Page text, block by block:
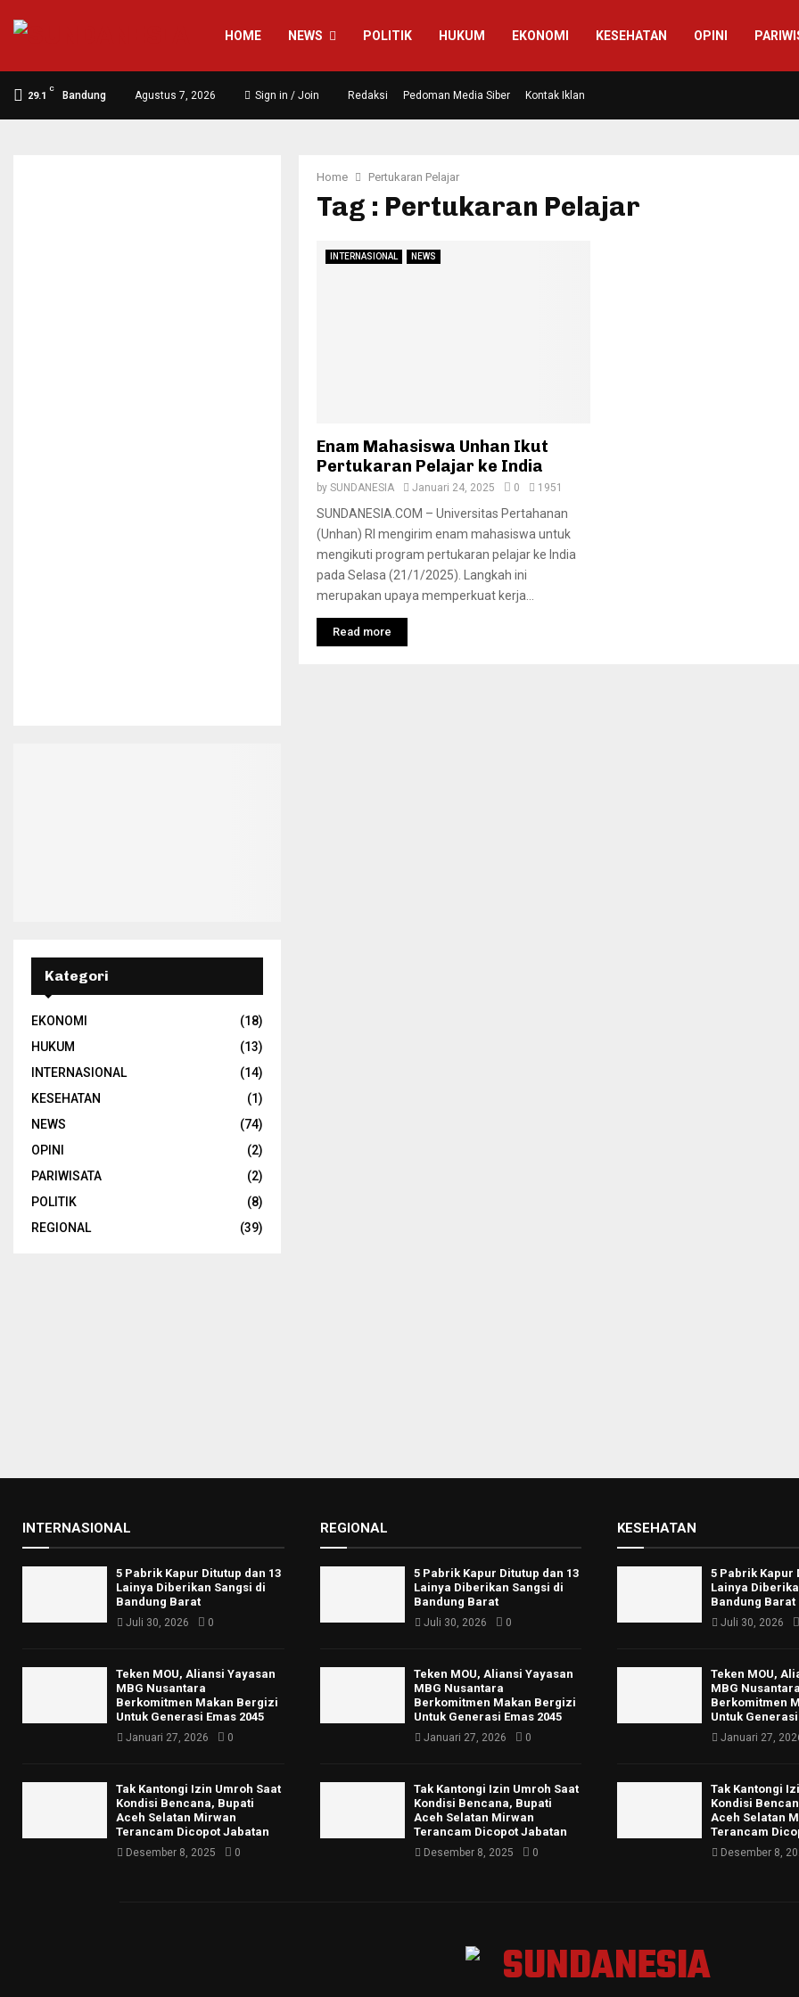
HOME NEWS POLITIK HUKUM EKONOMI KESEHATAN OPINI
29.1
C
Bandung Agustus 7, 2026 Sign in / Join Redaksi Pedoman Media Siber Kontak Iklan
Home Pertukaran Pelajar
Tag : Pertukaran Pelajar
INTERNASIONAL NEWS
Enam Mahasiswa Unhan Ikut
Pertukaran Pelajar ke India
by SUNDANESIA Januari 24, 2025 0 1951
SUNDANESIA.COM – Universitas Pertahanan
(Unhan) RI mengirim enam mahasiswa untuk
mengikuti program pertukaran pelajar ke India
pada Selasa (21/1/2025). Langkah ini
merupakan upaya memperkuat kerja...
Read more
Kategori
EKONOMI
(18)
HUKUM
(13)
INTERNASIONAL
(14)
KESEHATAN
(1)
NEWS
(74)
OPINI
(2)
PARIWISATA
(2)
POLITIK
(8)
REGIONAL
(39)
INTERNASIONAL
5 Pabrik Kapur Ditutup dan 13
Lainya Diberikan Sangsi di
Bandung Barat
Juli 30, 2026 0
Teken MOU, Aliansi Yayasan
MBG Nusantara
Berkomitmen Makan Bergizi
Untuk Generasi Emas 2045
Januari 27, 2026 0
Tak Kantongi Izin Umroh Saat
Kondisi Bencana, Bupati
Aceh Selatan Mirwan
Terancam Dicopot Jabatan
Desember 8, 2025 0
REGIONAL
5 Pabrik Kapur Ditutup dan 13
Lainya Diberikan Sangsi di
Bandung Barat
Juli 30, 2026 0
Teken MOU, Aliansi Yayasan
MBG Nusantara
Berkomitmen Makan Bergizi
Untuk Generasi Emas 2045
Januari 27, 2026 0
Tak Kantongi Izin Umroh Saat
Kondisi Bencana, Bupati
Aceh Selatan Mirwan
Terancam Dicopot Jabatan
Desember 8, 2025 0
KESEHATAN
5 Pabrik Kapur
Lainya
Bandung Barat
Juli 30, 2026
Teken MOU,
MBG
Berkomitmen
Untuk Generasi
Januari 27,
Tak Kantongi
Kondisi
Aceh Selatan
Terancam
Desember 8,